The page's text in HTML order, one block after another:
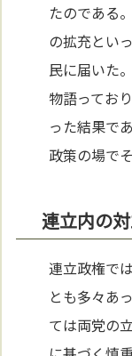
たのである
の拡充とい
民に届いた
物語ってお
った結果で
政策の場で
連立内の
連立政権で
とも多々あ
ては両党の